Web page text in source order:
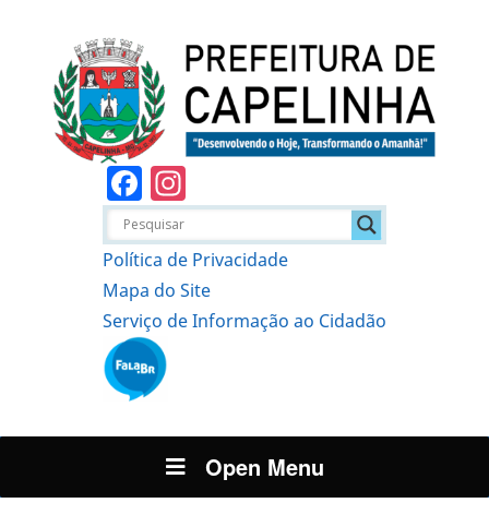
Facebook
Política de Privacidade
Mapa do Site
Serviço de Informação ao Cidadão
Open Menu